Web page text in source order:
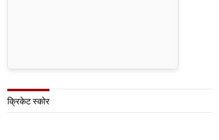
क्रिकेट स्कोर